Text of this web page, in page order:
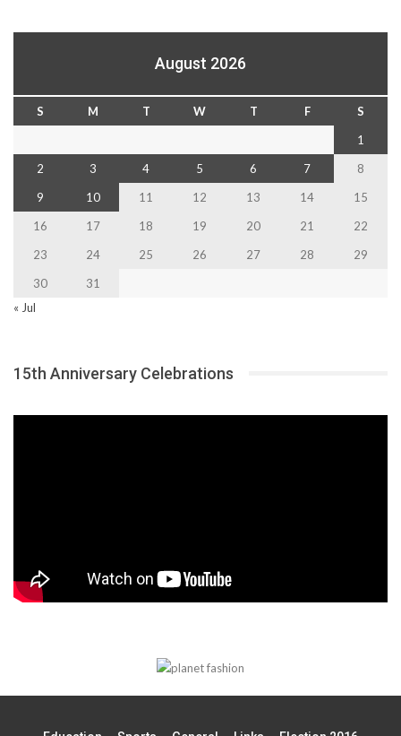
August 2026
S M T W T F
S
1
2
3 4 5 6 7
8
9
10 11 12 13 14
15
16
17 18 19 20 21
22
23
24 25 26 27 28
29
30
31
« Jul
15th Anniversary Celebrations